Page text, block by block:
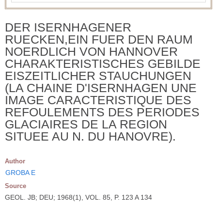
DER ISERNHAGENER
RUECKEN,EIN FUER DEN RAUM
NOERDLICH VON HANNOVER
CHARAKTERISTISCHES GEBILDE
EISZEITLICHER STAUCHUNGEN
(LA CHAINE D'ISERNHAGEN UNE
IMAGE CARACTERISTIQUE DES
REFOULEMENTS DES PERIODES
GLACIAIRES DE LA REGION
SITUEE AU N. DU HANOVRE).
Author
GROBA E
Source
GEOL. JB; DEU; 1968(1), VOL. 85, P. 123 A 134